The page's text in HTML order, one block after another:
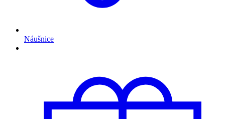
Náušnice